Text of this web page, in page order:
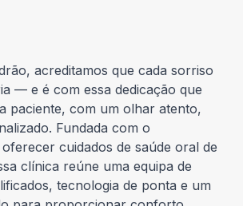
acreditamos que cada sorriso
— e é com essa dedicação que
paciente, com um olhar atento,
Fundada com o
cuidados de saúde oral de
clínica reúne uma equipa de
tecnologia de ponta e um